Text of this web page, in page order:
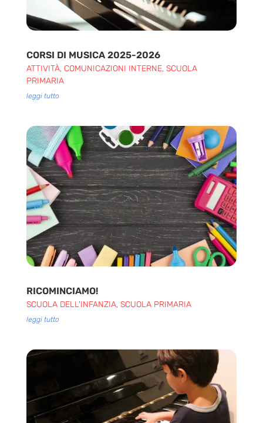
CORSI DI MUSICA 2025-2026
ATTIVITÀ, COMUNICAZIONI INTERNE, SCUOLA
PRIMARIA
leggi tutto
RICOMINCIAMO!
SCUOLA DELL'INFANZIA, SCUOLA PRIMARIA
leggi tutto